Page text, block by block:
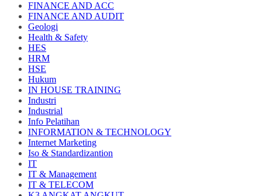
FINANCE AND ACC
FINANCE AND AUDIT
Geologi
Health & Safety
HES
HRM
HSE
Hukum
IN HOUSE TRAINING
Industri
Industrial
Info Pelatihan
INFORMATION & TECHNOLOGY
Internet Marketing
Iso & Standardizantion
IT
IT & Management
IT & TELECOM